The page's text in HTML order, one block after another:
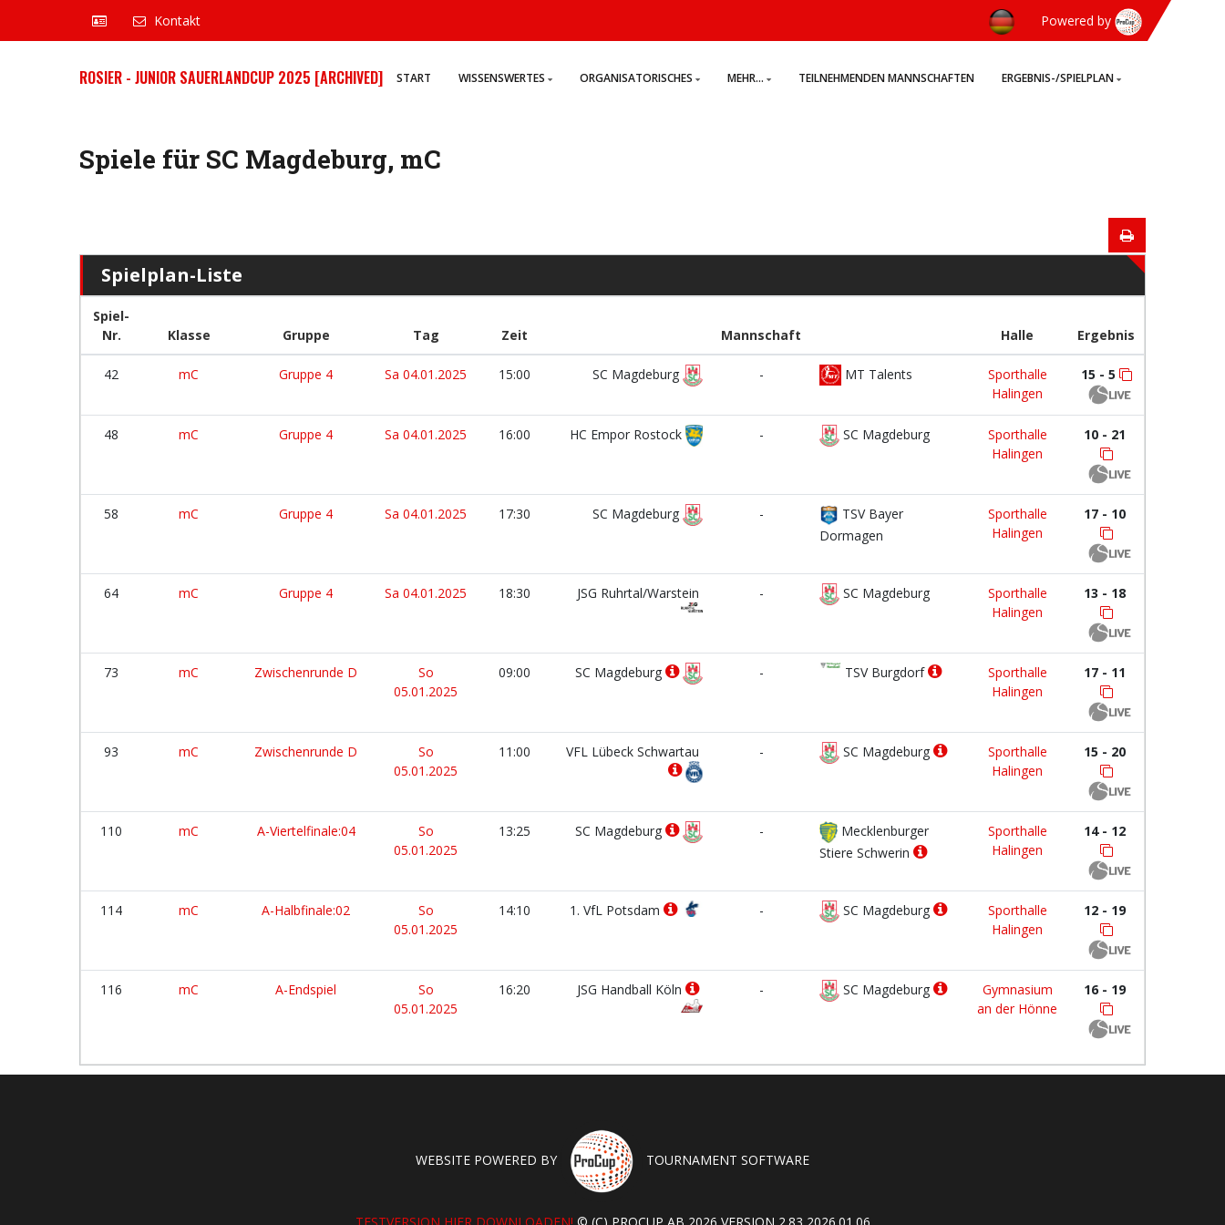
Kontakt Powered by
ROSIER - JUNIOR SAUERLANDCUP 2025 [ARCHIVED] START WISSENSWERTES ORGANISATORISCHES MEHR... TEILNEHMENDEN MANNSCHAFTEN ERGEBNIS-/SPIELPLAN
Spiele für SC Magdeburg, mC
Spielplan-Liste
Spiel-
Nr.
Klasse Gruppe Tag Zeit Mannschaft Halle Ergebnis
42 mC Gruppe 4 Sa 04.01.2025 15:00 SC Magdeburg - MT Talents
Sporthalle
Halingen
15 - 5
48 mC Gruppe 4 Sa 04.01.2025 16:00 HC Empor Rostock - SC Magdeburg
Sporthalle
Halingen
10 - 21
58 mC Gruppe 4 Sa 04.01.2025 17:30 SC Magdeburg -
TSV Bayer
Dormagen
Sporthalle
Halingen
17 - 10
64 mC Gruppe 4 Sa 04.01.2025 18:30 JSG Ruhrtal/Warstein - SC Magdeburg
Sporthalle
Halingen
13 - 18
73 mC Zwischenrunde D
So
05.01.2025
09:00 SC Magdeburg - TSV Burgdorf
Sporthalle
Halingen
17 - 11
93 mC Zwischenrunde D
So
05.01.2025
11:00 VFL Lübeck Schwartau - SC Magdeburg
Sporthalle
Halingen
15 - 20
110 mC A-Viertelfinale:04
So
05.01.2025
13:25 SC Magdeburg -
Mecklenburger
Stiere Schwerin
Sporthalle
Halingen
14 - 12
114 mC A-Halbfinale:02
So
05.01.2025
14:10 1. VfL Potsdam - SC Magdeburg
Sporthalle
Halingen
12 - 19
116 mC A-Endspiel
So
05.01.2025
16:20 JSG Handball Köln - SC Magdeburg
Gymnasium
an der Hönne
16 - 19
WEBSITE POWERED BY TOURNAMENT SOFTWARE